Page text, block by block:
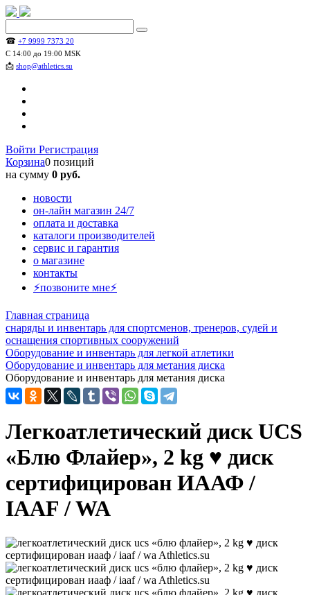
☎ +7 9999 7373 20
С 14:00 до 19:00 MSK
📩 shop@athletics.su
Войти Регистрация
Корзина0 позиций
на сумму 0 руб.
новости
он-лайн магазин 24/7
оплата и доставка
каталоги производителей
сервис и гарантия
о магазине
контакты
⚡позвоните мне⚡
Главная страница
снаряды и инвентарь для спортсменов, тренеров, судей и
оснащения спортивных сооружений
Оборудование и инвентарь для легкой атлетики
Оборудование и инвентарь для метания диска
Оборудование и инвентарь для метания диска
Легкоатлетический диск UCS
«Блю Флайер», 2 kg ♥ диск
сертифицирован ИААФ /
IAAF / WA